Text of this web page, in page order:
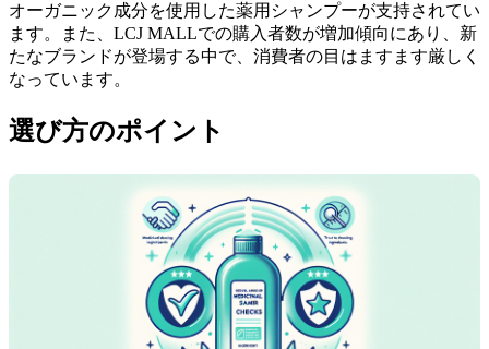
オーガニック成分を使用した薬用シャンプーが支持されてい
ます。また、LCJ MALLでの購入者数が増加傾向にあり、新
たなブランドが登場する中で、消費者の目はますます厳しく
なっています。
選び方のポイント